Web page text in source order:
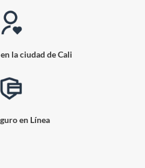
la ciudad de Cali
en Línea